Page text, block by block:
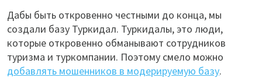
Дабы быть откровенно честными до конца, мы
создали базу Туркидал. Туркидалы, это люди,
которые откровенно обманывают сотрудников
туризма и туркомпании. Поэтому смело можно
добавлять мошенников в модерируемую базу.